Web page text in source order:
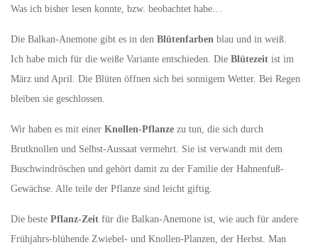
Was ich bisher lesen konnte, bzw. beobachtet habe…
Die Balkan-Anemone gibt es in den Blütenfarben blau und in weiß.
Ich habe mich für die weiße Variante entschieden. Die Blütezeit ist im
März und April. Die Blüten öffnen sich bei sonnigem Wetter. Bei Regen
bleiben sie geschlossen.
Wir haben es mit einer Knollen-Pflanze zu tun, die sich durch
Brutknollen und Selbst-Aussaat vermehrt. Sie ist verwandt mit dem
Buschwindröschen und gehört damit zu der Familie der Hahnenfuß-
Gewächse. Alle teile der Pflanze sind leicht giftig.
Die beste Pflanz-Zeit für die Balkan-Anemone ist, wie auch für andere
Frühjahrs-blühende Zwiebel- und Knollen-Planzen, der Herbst. Man